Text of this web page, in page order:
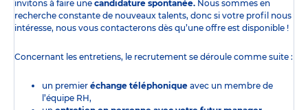
invitons à faire une candidature spontanée. Nous sommes en
recherche constante de nouveaux talents, donc si votre profil nous
intéresse, nous vous contacterons dès qu’une offre est disponible !
Concernant les entretiens, le recrutement se déroule comme suite :
un premier échange téléphonique avec un membre de
l’équipe RH,